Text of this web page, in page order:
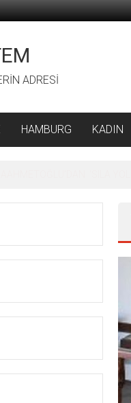
ADRESİ
HAMBURG KADIN